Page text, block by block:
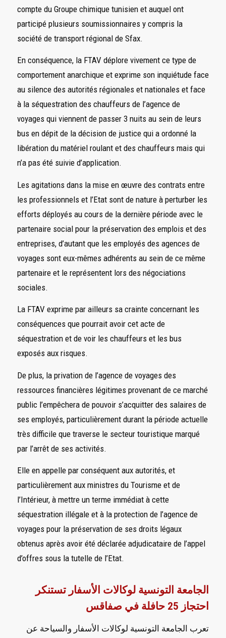
compte du Groupe chimique tunisien et auquel ont
participé plusieurs soumissionnaires y compris la
société de transport régional de Sfax.
En conséquence, la FTAV déplore vivement ce type de
comportement anarchique et exprime son inquiétude face
au silence des autorités régionales et nationales et face
à la séquestration des chauffeurs de l’agence de
voyages qui viennent de passer 3 nuits au sein de leurs
bus en dépit de la décision de justice qui a ordonné la
libération du matériel roulant et des chauffeurs mais qui
n’a pas été suivie d’application.
Les agitations dans la mise en œuvre des contrats entre
les professionnels et l’Etat sont de nature à perturber les
efforts déployés au cours de la dernière période avec le
partenaire social pour la préservation des emplois et des
entreprises, d’autant que les employés des agences de
voyages sont eux-mêmes adhérents au sein de ce même
partenaire et le représentent lors des négociations
sociales.
La FTAV exprime par ailleurs sa crainte concernant les
conséquences que pourrait avoir cet acte de
séquestration et de voir les chauffeurs et les bus
exposés aux risques.
De plus, la privation de l’agence de voyages des
ressources financières légitimes provenant de ce marché
public l’empêchera de pouvoir s’acquitter des salaires de
ses employés, particulièrement durant la période actuelle
très difficile que traverse le secteur touristique marqué
par l’arrêt de ses activités.
Elle en appelle par conséquent aux autorités, et
particulièrement aux ministres du Tourisme et de
l’Intérieur, à mettre un terme immédiat à cette
séquestration illégale et à la protection de l’agence de
voyages pour la préservation de ses droits légaux
obtenus après avoir été déclarée adjudicataire de l’appel
d’offres sous la tutelle de l’Etat.
الجامعة التونسية لوكالات الأسفار تستنكر
احتجاز 25 حافلة في
صفاقس